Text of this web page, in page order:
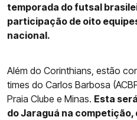
temporada do futsal
participação de oito
nacional.
Além do Corinthians, estão
times do Carlos Barbosa
Praia Clube e Minas. Esta
do Jaraguá na